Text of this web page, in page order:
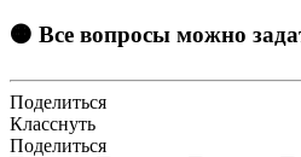
🟠 Все вопросы можно
Поделиться
Класснуть
Поделиться